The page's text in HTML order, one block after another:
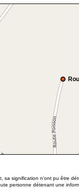
signification n’ont pu être
personne détenant une